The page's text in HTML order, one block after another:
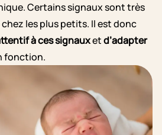
Certains signaux sont très
les plus petits. Il est donc
à ces signauxetd’adapter
fonction.